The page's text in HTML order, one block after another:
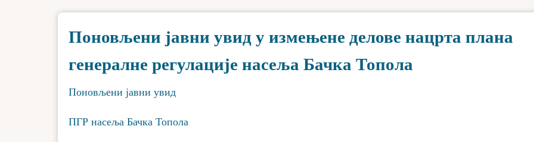
Поновљени јавни увид у измењене делове нацрта плана
генералне регулације насеља Бачка Топола
Поновљени јавни увид
ПГР насеља Бачка Топола